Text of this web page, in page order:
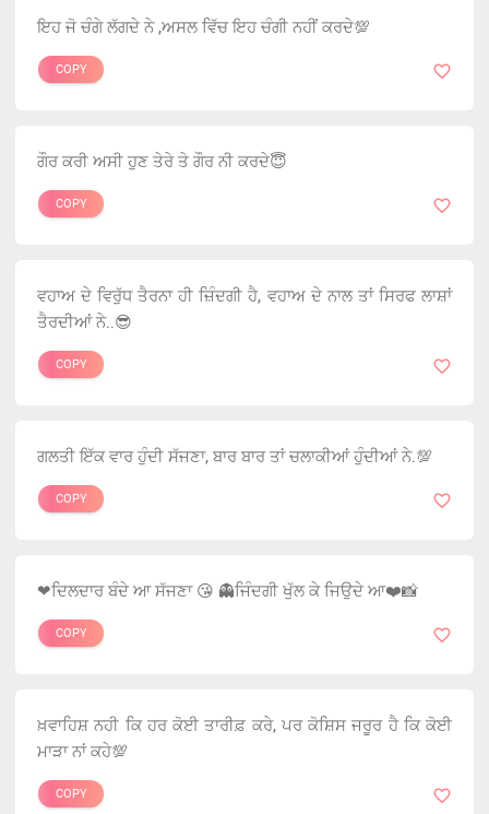
ਇਹ ਜੋ ਚੰਗੇ ਲੱਗਦੇ ਨੇ ,ਅਸਲ ਵਿੱਚ ਇਹ ਚੰਗੀ ਨਹੀਂ ਕਰਦੇ💯
COPY
ਗੌਰ ਕਰੀ ਅਸੀ ਹੁਣ ਤੇਰੇ ਤੇ ਗੌਰ ਨੀ ਕਰਦੇ😇
COPY
ਵਹਾਅ ਦੇ ਵਿਰੁੱਧ ਤੈਰਨਾ ਹੀ ਜ਼ਿੰਦਗੀ ਹੈ, ਵਹਾਅ ਦੇ ਨਾਲ ਤਾਂ ਸਿਰਫ ਲਾਸ਼ਾਂ
ਤੈਰਦੀਆਂ ਨੇ..😎
COPY
ਗਲਤੀ ਇੱਕ ਵਾਰ ਹੁੰਦੀ ਸੱਜਣਾ, ਬਾਰ ਬਾਰ ਤਾਂ ਚਲਾਕੀਆਂ ਹੁੰਦੀਆਂ ਨੇ.💯
COPY
❤ਦਿਲਦਾਰ ਬੰਦੇ ਆ ਸੱਜਣਾ 😘 👻ਜਿੰਦਗੀ ਖੁੱਲ ਕੇ ਜਿਉਦੇ ਆ❤️📸
COPY
ਖ਼ਵਾਹਿਸ਼ ਨਹੀ ਕਿ ਹਰ ਕੋਈ ਤਾਰੀਫ਼ ਕਰੇ, ਪਰ ਕੋਸ਼ਿਸ ਜਰੂਰ ਹੈ ਕਿ ਕੋਈ
ਮਾੜਾ ਨਾਂ ਕਹੇ💯
COPY